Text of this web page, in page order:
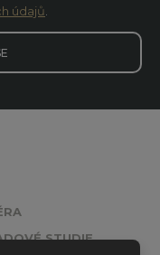
údajů
STUDIE